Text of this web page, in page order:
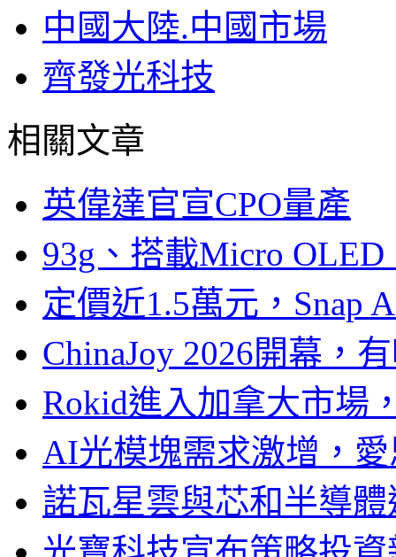
中國大陸.中國市場
齊發光科技
相關文章
英偉達官宣CPO量產
93g、搭載Micro
定價近1.5萬元，Snap
ChinaJoy 2026開幕，
Rokid進入加拿大市場
AI光模塊需求激增，
諾瓦星雲與芯和半導